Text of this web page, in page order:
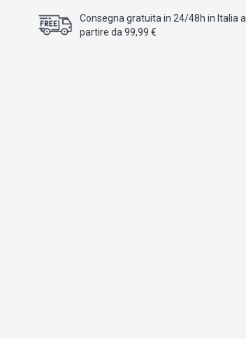
Consegna gratuita in 24/48h in Italia a
partire da 99,99 €